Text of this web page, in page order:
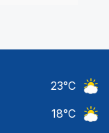
23°C
18°C